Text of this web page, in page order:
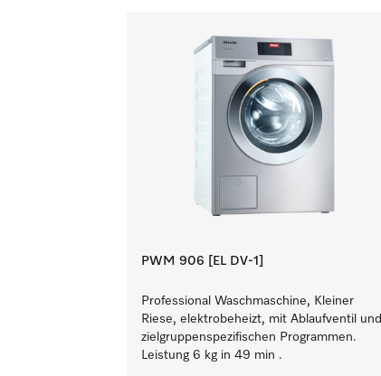
PWM 906 [EL DV-1]
Professional Waschmaschine, Kleiner
Riese, elektrobeheizt, mit Ablaufventil und
zielgruppenspezifischen Programmen.
Leistung 6 kg in 49 min .